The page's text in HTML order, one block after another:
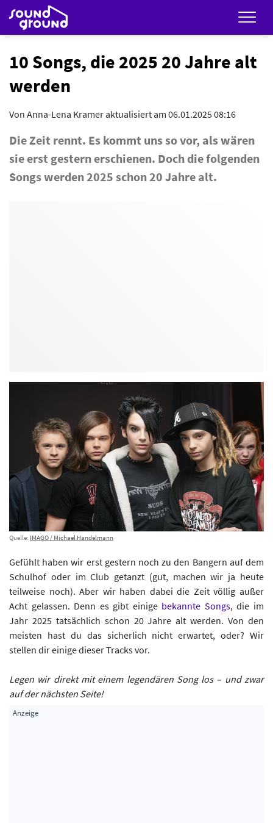
10 Songs, die 2025 20 Jahre alt
werden
Von Anna-Lena Krameraktualisiert am 06.01.2025 08:16
Die Zeit rennt. Es kommt uns so vor, als wären
sie erst gestern erschienen. Doch die folgenden
Songs werden 2025 schon 20 Jahre alt.
Quelle: IMAGO / Michael Handelmann
Gefühlt haben wir erst gestern noch zu den Bangern auf dem
Schulhof oder im Club getanzt (gut, machen wir ja heute
teilweise noch). Aber wir haben dabei die Zeit völlig außer
Acht gelassen. Denn es gibt einige bekannte Songs, die im
Jahr 2025 tatsächlich schon 20 Jahre alt werden. Von den
meisten hast du das sicherlich nicht erwartet, oder? Wir
stellen dir einige dieser Tracks vor.
Legen wir direkt mit einem legendären Song los – und zwar
auf der nächsten Seite!